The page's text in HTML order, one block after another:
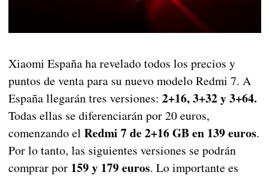
Xiaomi España ha revelado todos los precios y
puntos de venta para su nuevo modelo Redmi 7. A
España llegarán tres versiones: 2+16, 3+32 y 3+64.
Todas ellas se diferenciarán por 20 euros,
comenzando el Redmi 7 de 2+16 GB en 139 euros.
Por lo tanto, las siguientes versiones se podrán
comprar por 159 y 179 euros. Lo importante es